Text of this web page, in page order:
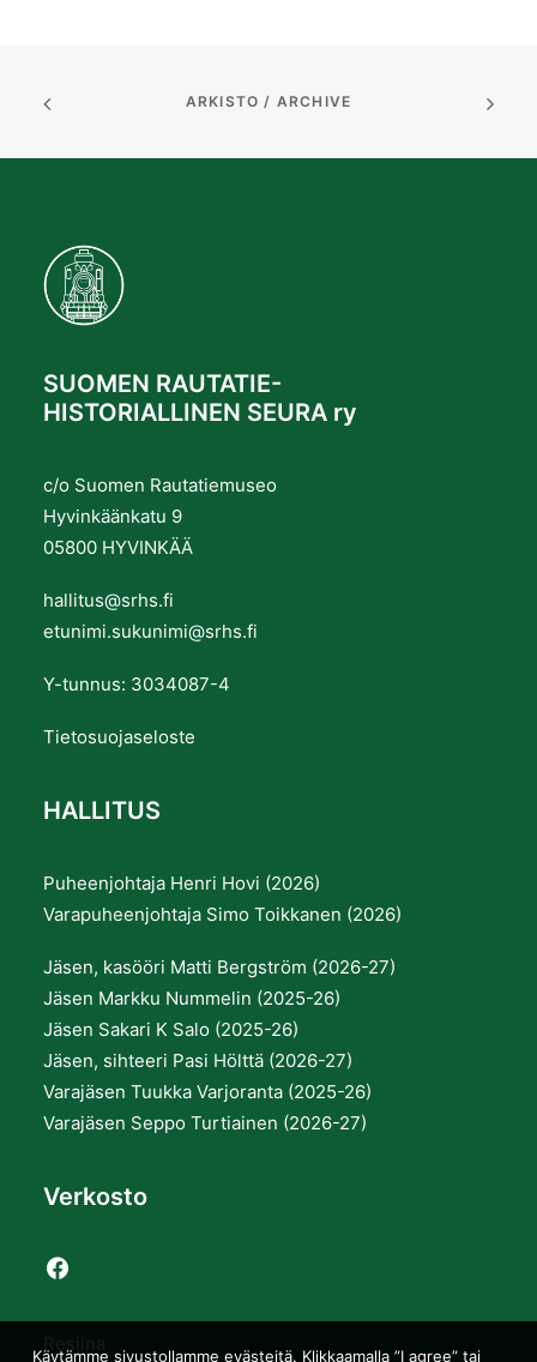
ARKISTO / ARCHIVE
SUOMEN RAUTATIE-
HISTORIALLINEN SEURA ry
c/o Suomen Rautatiemuseo
Hyvinkäänkatu 9
05800 HYVINKÄÄ
hallitus@srhs.fi
etunimi.sukunimi@srhs.fi
Y-tunnus: 3034087-4
Tietosuojaseloste
HALLITUS
Puheenjohtaja Henri Hovi (2026)
Varapuheenjohtaja Simo Toikkanen (2026)
Jäsen, kasööri Matti Bergström (2026-27)
Jäsen Markku Nummelin (2025-26)
Jäsen Sakari K Salo (2025-26)
Jäsen, sihteeri Pasi Hölttä (2026-27)
Varajäsen Tuukka Varjoranta (2025-26)
Varajäsen Seppo Turtiainen (2026-27)
Verkosto
Resiina
Käytämme sivustollamme evästeitä. Klikkaamalla ”I agree” tai